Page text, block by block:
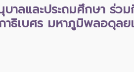
บาลและประถมศึกษา ร่
าธิเบศร มหาภูมิพลอดุล